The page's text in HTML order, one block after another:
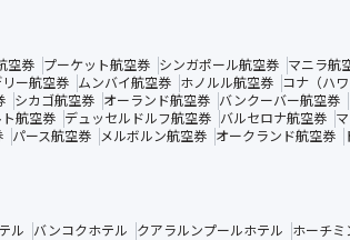
空券 プーケット航空券 シンガポール航空券 マニラ航
リー航空券 ムンバイ航空券 ホノルル航空券
コナ（ハ
シカゴ航空券 オーランド航空券 バンクーバー航空券
航空券 デュッセルドルフ航空券 バルセロナ航空券
パース航空券 メルボルン航空券 オークランド航空券
ル バンコクホテル クアラルンプールホテル ホーチミ